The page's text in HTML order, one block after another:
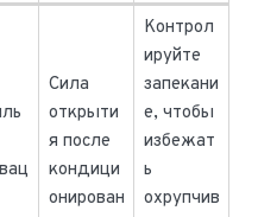
Сила
открыти
я после
кондици
онирован
Контрол
ируйте
запекани
е, чтобы
избежат
ь
охрупчив